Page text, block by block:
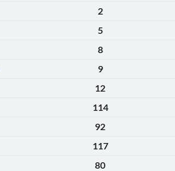
2
5
8
9
12
114
92
117
80